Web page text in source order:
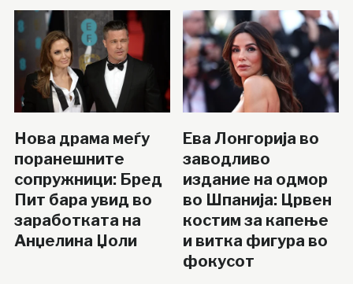
Нова драма меѓу
поранешните
сопружници: Бред
Пит бара увид во
заработката на
Анџелина Џоли
Ева Лонгорија во
заводливо
издание на одмор
во Шпанија: Црвен
костим за капење
и витка фигура во
фокусот